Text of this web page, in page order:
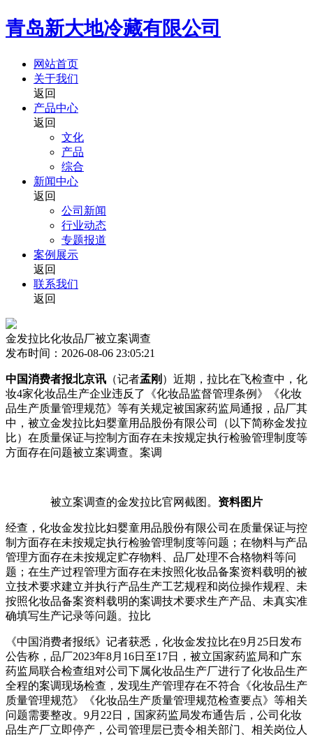
青岛新大地冷藏有限公司
网站首页
关于我们
返回
产品中心
返回
文化
产品
综合
新闻中心
返回
公司新闻
行业动态
专题报道
案例展示
返回
联系我们
返回
金发拉比化妆品厂被立案调查
发布时间：2026-08-06 23:05:21
中国消费者报北京讯 （记者孟刚 ）近期，拉比在飞检查中，化
妆4家化妆品生产企业违反了《化妆品监督管理条例》《化妆
品生产质量管理规范》等有关规定被国家药监局通报，品厂其
中，被立金发拉比妇婴童用品股份有限公司（以下简称金发拉
比）在质量保证与控制方面存在未按规定执行检验管理制度等
方面存在问题被立案调查。案调
被立案调查的金发拉比官网截图。 资料图片
经查，化妆金发拉比妇婴童用品股份有限公司在质量保证与控
制方面存在未按规定执行检验管理制度等问题；在物料与产品
管理方面存在未按规定贮存物料、品厂处理不合格物料等问
题；在生产过程管理方面存在未按照化妆品备案资料载明的被
立技术要求建立并执行产品生产工艺规程和岗位操作规程、未
按照化妆品备案资料载明的案调技术要求生产产品、未真实准
确填写生产记录等问题。拉比
《中国消费者报纸》记者获悉，化妆金发拉比在9月25日发布
公告称，品厂2023年8月16日至17日，被立国家药监局和广东
药监局联合检查组对公司下属化妆品生产厂进行了化妆品生产
全程的案调现场检查，发现生产管理存在不符合《化妆品生产
质量管理规范》《化妆品生产质量管理规范检查要点》等相关
问题需要整改。9月22日，国家药监局发布通告后，公司化妆
品生产厂立即停产，公司管理层已责令相关部门、相关岗位人